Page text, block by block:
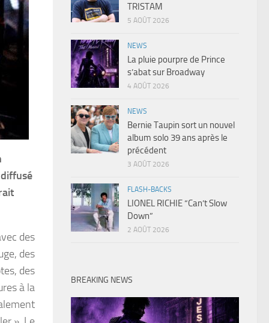
des
des
des
à la
TRISTAM
5 AOÛT 2026
NEWS
La pluie pourpre de Prince
s’abat sur Broadway
4 AOÛT 2026
NEWS
Bernie Taupin sort un nouvel
album solo 39 ans après le
précédent
3 AOÛT 2026
FLASH-BACKS
LIONEL RICHIE “Can’t Slow
Down”
2 AOÛT 2026
BREAKING NEWS